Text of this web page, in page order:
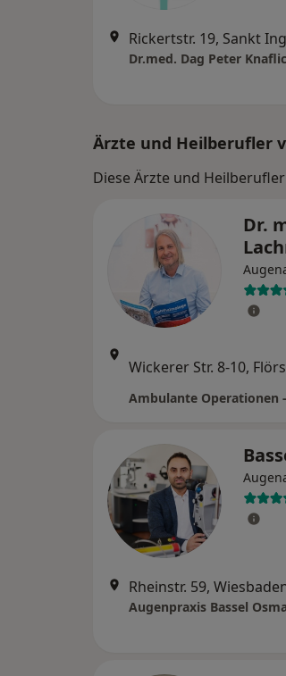
Rickertstr. 19, Sankt
Dr.med. Dag Peter
Ärzte und Heilberufler
Diese Ärzte und
Dr.
Rheinstr. 59,